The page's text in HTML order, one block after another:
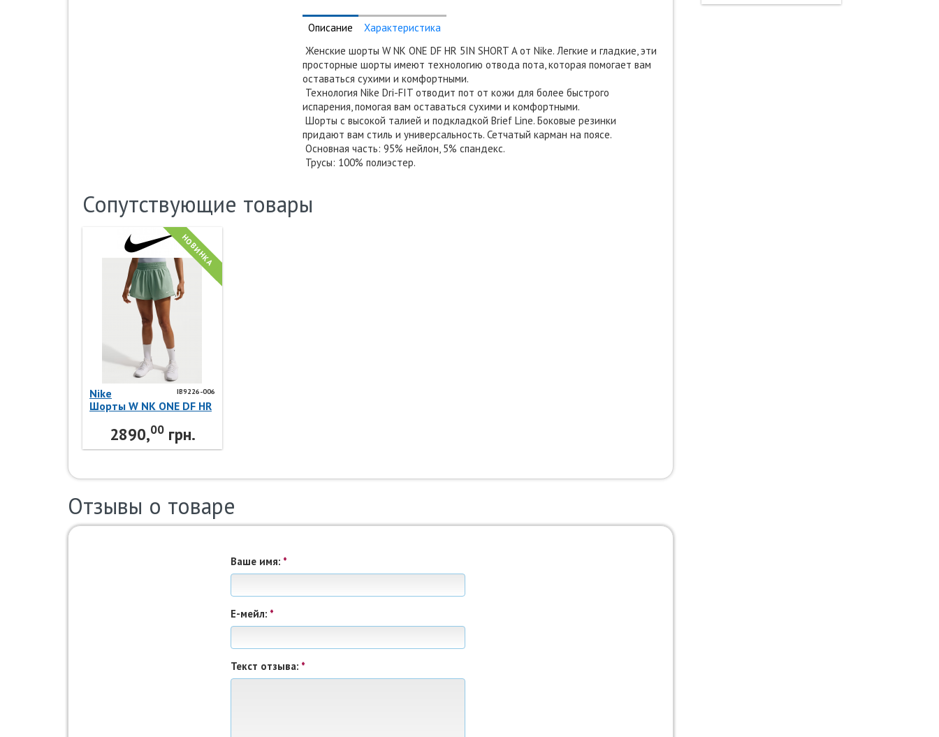
Описание
Характеристика
Женские шорты W NK ONE DF HR 5IN SHORT A от Nike. Легкие и гладкие, эти
просторные шорты имеют технологию отвода пота, которая помогает вам
оставаться сухими и комфортными.
Технология Nike Dri-FIT отводит пот от кожи для более быстрого
испарения, помогая вам оставаться сухими и комфортными.
Шорты с высокой талией и подкладкой Brief Line. Боковые резинки
придают вам стиль и универсальность. Сетчатый карман на поясе.
Основная часть: 95% нейлон, 5% спандекс.
Трусы: 100% полиэстер.
Сопутствующие товары
НОВИНКА
IB9226-006
Nike
Шорты W NK ONE DF HR
Nike2890,00грн.
Отзывы о товаре
Ваше имя: *
Е-мейл: *
Текст отзыва: *